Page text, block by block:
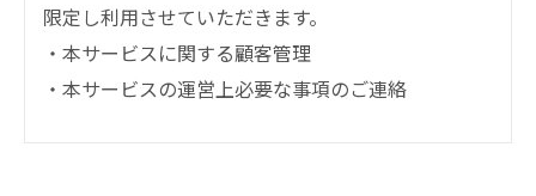
限定し利用させていただきます。
・本サービスに関する顧客管理
・本サービスの運営上必要な事項のご連絡